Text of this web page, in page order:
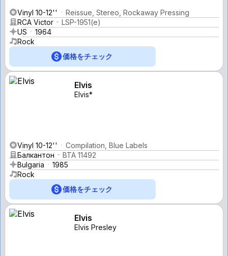
Vinyl 10-12''
Reissue, Stereo, Rockaway Pressing
RCA Victor
LSP-1951(e)
US
1964
Rock
価格をチェック
Elvis
Elvis*
Vinyl 10-12''
Compilation, Blue Labels
Балкантон
ВТА 11492
Bulgaria
1985
Rock
価格をチェック
Elvis
Elvis Presley